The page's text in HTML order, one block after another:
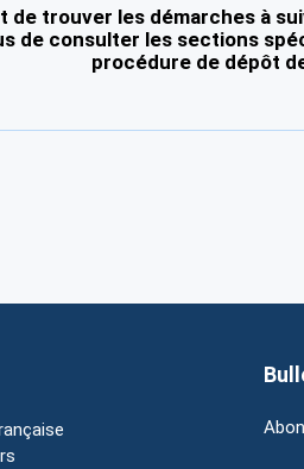
trouver les démarches à
de consulter les sections
procédure de dépôt